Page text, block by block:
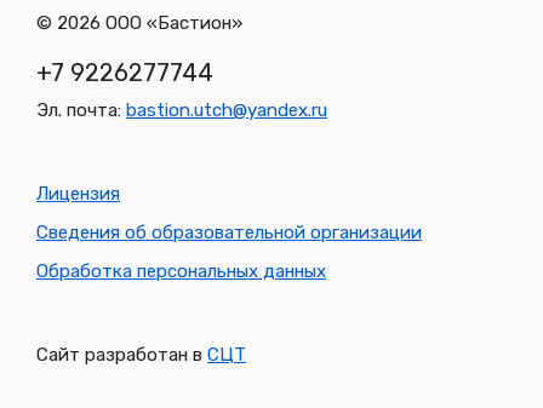
© 2026 ООО «Бастион»
+7 9226277744
Эл. почта: bastion.utch@yandex.ru
Меню
в
подвале
Лицензия
Сведения об образовательной организации
Обработка персональных данных
Сайт разработан в СЦТ